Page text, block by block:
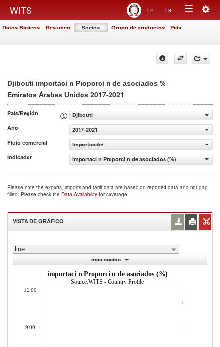
WITS En Es
Toggle
Datos Básicos Resumen Socios Grupo de productos País
Djibouti importaci n Proporci n de asociados %
Emiratos Árabes Unidos 2017-2021
País/Región
Djibouti
Año
2017-2021
Flujo comercial
Importación
Indicador
importaci n Proporci n de asociados (%)
Please note the exports, imports and tariff data are based on reported data and not gap
filled. Please check the Data Availability for coverage.
VISTA DE GRÁFICO
line
más socios
importaci n Proporci n de asociados (%)
Source:WITS - Country Profile
12.00
9.00